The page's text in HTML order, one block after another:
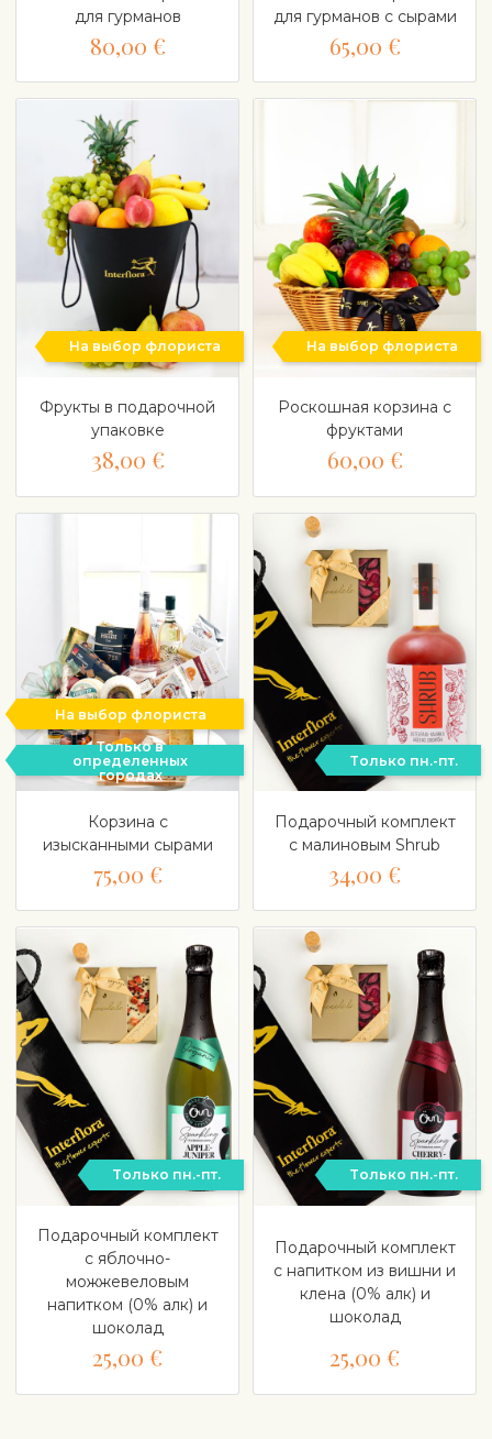
для гурманов
80,00 €
для гурманов с сырами
65,00 €
На выбор флориста
Фрукты в подарочной
упаковке
38,00 €
На выбор флориста
Роскошная корзина с
фруктами
60,00 €
На выбор флориста
Только в
определенных
городах
Корзина с
изысканными сырами
75,00 €
Tолько пн.-пт.
Подарочный комплект
с малиновым Shrub
34,00 €
Tолько пн.-пт.
Подарочный комплект
с яблочно-
можжевеловым
напитком (0% алк) и
шоколад
25,00 €
Tолько пн.-пт.
Подарочный комплект
с напитком из вишни и
клена (0% алк) и
шоколад
25,00 €